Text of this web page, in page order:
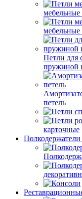
мебельные
мебельные
Петли для
пружиной
петель
карточные